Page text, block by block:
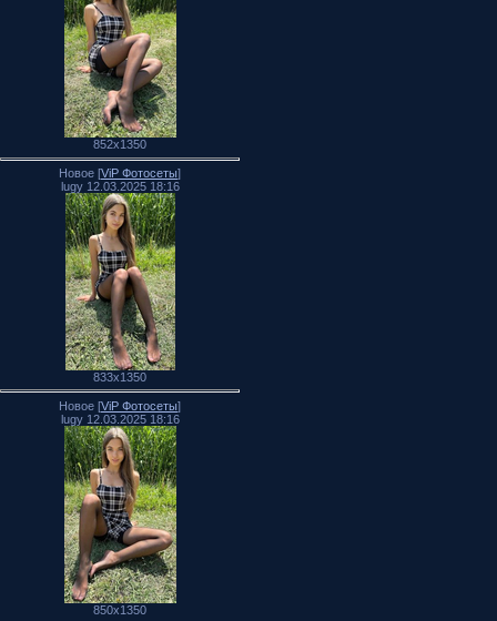
852x1350
Новое [ViP Фотосеты]
lugy 12.03.2025 18:16
833x1350
Новое [ViP Фотосеты]
lugy 12.03.2025 18:16
850x1350